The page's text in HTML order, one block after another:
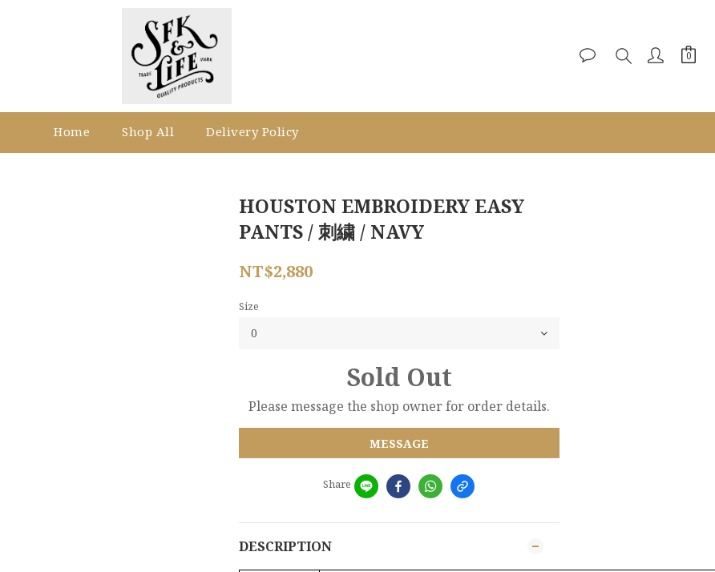
Home Shop All Delivery Policy
HOUSTON EMBROIDERY EASY
PANTS / 刺繍 / NAVY
NT$2,880
Size
Sold Out
Please message the shop owner for order details.
MESSAGE
Share
DESCRIPTION